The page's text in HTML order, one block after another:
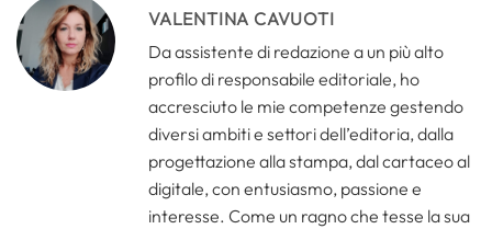
VALENTINA CAVUOTI
Da assistente di redazione a un più alto
profilo di responsabile editoriale, ho
accresciuto le mie competenze gestendo
diversi ambiti e settori dell’editoria, dalla
progettazione alla stampa, dal cartaceo al
digitale, con entusiasmo, passione e
interesse. Come un ragno che tesse la sua